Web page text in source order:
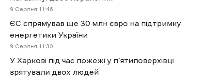
9 Cерпня 11:46
ЄС спрямував ще 30 млн євро на підтримку
енергетики України
9 Cерпня 11:30
У Харкові під час пожежі у п’ятиповерхівці
врятували двох людей